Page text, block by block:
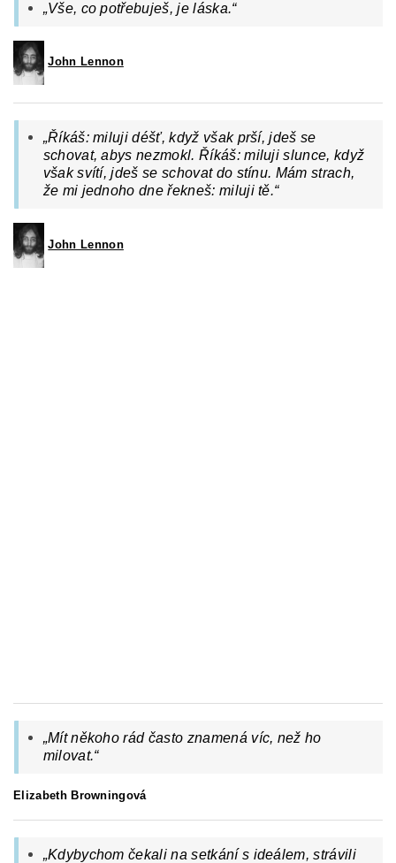
„Vše, co potřebuješ, je láska.“
John Lennon
„Říkáš: miluji déšť, když však prší, jdeš se
schovat, abys nezmokl. Říkáš: miluji slunce, když
však svítí, jdeš se schovat do stínu. Mám strach,
že mi jednoho dne řekneš: miluji tě.“
John Lennon
„Mít někoho rád často znamená víc, než ho
milovat.“
Elizabeth Browningová
„Kdybychom čekali na setkání s ideálem, strávili